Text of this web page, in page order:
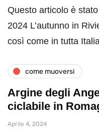
Questo articolo è
2024 L’autunno in
così come in tutta
come muoversi
Argine degli
ciclabile in
Aprile 4, 2024